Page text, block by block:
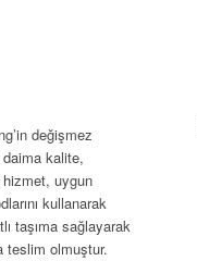
değişmez
kalite,
uygun
kullanarak
taşıma sağlayarak
teslim olmuştur.